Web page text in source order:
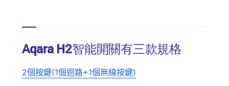
Aqara H2智能開關有三款規格
2個按鍵(1個迴路+1個無線按鍵)